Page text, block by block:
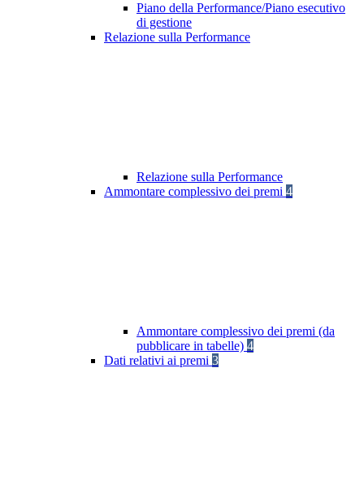
Piano della Performance/Piano esecutivo
di gestione
Relazione sulla Performance
Relazione sulla Performance
Ammontare complessivo dei premi 4
Ammontare complessivo dei premi (da
pubblicare in tabelle) 4
Dati relativi ai premi 3